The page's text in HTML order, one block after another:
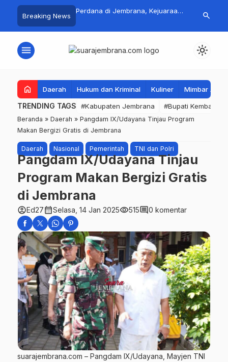
Breaking News
Ribuan Crosser
Kota Negara ke-
Perdana di Jembrana, Kejuaraan
Pasar
Tembus
search
menu light_mode
home Daerah Hukum dan Kriminal Kuliner Mimbar
TRENDING TAGS #Kabupaten Jembrana #Bupati Kembang
Beranda » Daerah » Pangdam IX/Udayana Tinjau Program
Makan Bergizi Gratis di Jembrana
Daerah Nasional Pemerintah TNI dan Polri
Pangdam IX/Udayana Tinjau
Program Makan Bergizi Gratis
di Jembrana
account_circleEd27calendar_monthSelasa, 14 Jan 2025visibility515comment0 komentar
suarajembrana.com – Pangdam IX/Udayana, Mayjen TNI